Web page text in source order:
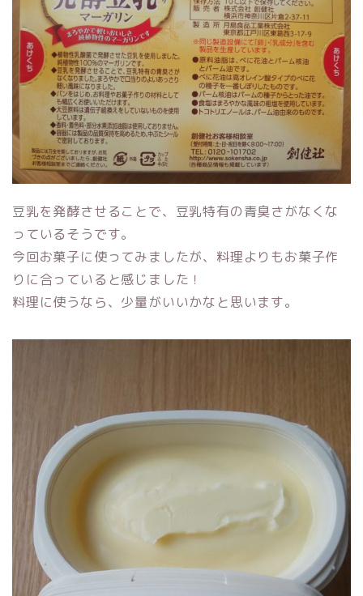
豆乳を発酵させることで、豆乳特有の青臭さがなくな
っているそうです。
今回お菓子に使ってみましたが、料理よりもお菓子作
りに合っていると感じました！
料理に使うなら、少量がいいかなと思います。